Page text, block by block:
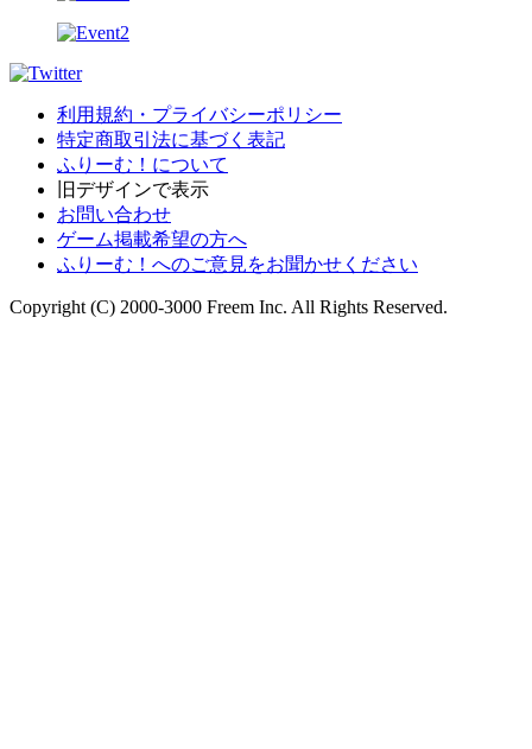
利用規約・プライバシーポリシー
特定商取引法に基づく表記
ふりーむ！について
旧デザインで表示
お問い合わせ
ゲーム掲載希望の方へ
ふりーむ！へのご意見をお聞かせください
Copyright (C) 2000-3000 Freem Inc. All Rights Reserved.